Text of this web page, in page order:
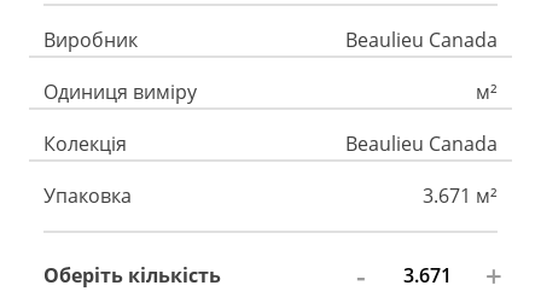
Виробник
Beaulieu Canada
Одиниця виміру
м²
Колекція
Beaulieu Canada
Упаковка
3.671 м²
Оберіть кількість - +